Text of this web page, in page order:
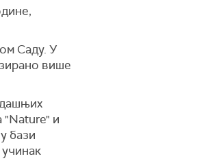
Саду. У
више
"Nature" и
бази